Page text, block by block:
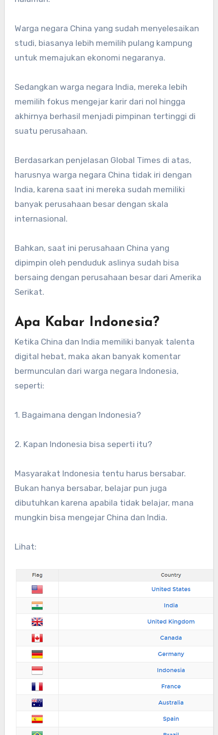
Warga negara China yang sudah menyelesaikan
studi, biasanya lebih memilih pulang kampung
untuk memajukan ekonomi negaranya.
Sedangkan warga negara India, mereka lebih
memilih fokus mengejar karir dari nol hingga
akhirnya berhasil menjadi pimpinan tertinggi di
suatu perusahaan.
Berdasarkan penjelasan Global Times di atas,
harusnya warga negara China tidak iri dengan
India, karena saat ini mereka sudah memiliki
banyak perusahaan besar dengan skala
internasional.
Bahkan, saat ini perusahaan China yang
dipimpin oleh penduduk aslinya sudah bisa
bersaing dengan perusahaan besar dari Amerika
Serikat.
Apa Kabar Indonesia?
Ketika China dan India memiliki banyak talenta
digital hebat, maka akan banyak komentar
bermunculan dari warga negara Indonesia,
seperti:
1. Bagaimana dengan Indonesia?
2. Kapan Indonesia bisa seperti itu?
Masyarakat Indonesia tentu harus bersabar.
Bukan hanya bersabar, belajar pun juga
dibutuhkan karena apabila tidak belajar, mana
mungkin bisa mengejar China dan India.
Lihat: